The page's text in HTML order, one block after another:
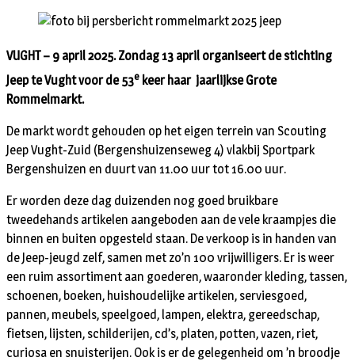
VUGHT – 9 april 2025. Zondag 13 april organiseert de stichting
Jeep te Vught voor de 53e keer haar jaarlijkse Grote
Rommelmarkt.
De markt wordt gehouden op het eigen terrein van Scouting
Jeep Vught-Zuid (Bergenshuizenseweg 4) vlakbij Sportpark
Bergenshuizen en duurt van 11.00 uur tot 16.00 uur.
Er worden deze dag duizenden nog goed bruikbare
tweedehands artikelen aangeboden aan de vele kraampjes die
binnen en buiten opgesteld staan. De verkoop is in handen van
de Jeep-jeugd zelf, samen met zo’n 100 vrijwilligers. Er is weer
een ruim assortiment aan goederen, waaronder kleding, tassen,
schoenen, boeken, huishoudelijke artikelen, serviesgoed,
pannen, meubels, speelgoed, lampen, elektra, gereedschap,
fietsen, lijsten, schilderijen, cd’s, platen, potten, vazen, riet,
curiosa en snuisterijen. Ook is er de gelegenheid om ’n broodje